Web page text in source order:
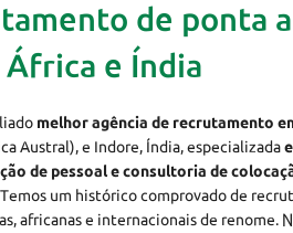
de ponta
e Índia
melhor agência de recrutamento
Austral), e Indore, Índia, especializada
de pessoal e consultoria de
um histórico comprovado de
africanas e internacionais de renome.